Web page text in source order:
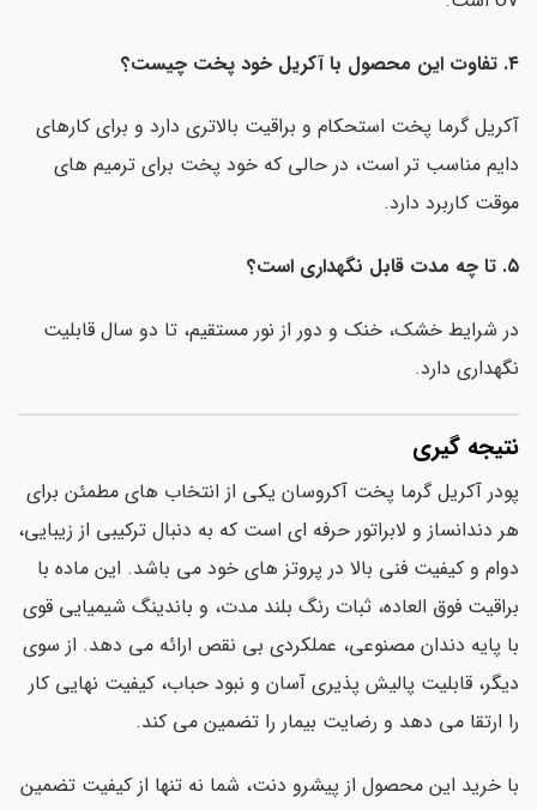
گرما پخت استحکام و براقیت بالاتری دارد و برای کارهای
مناسب تر است، در حالی که خود پخت برای ترمیم های
کاربرد دارد.
شرایط خشک، خنک و دور از نور مستقیم، تا دو سال قابلیت
دارد.
گیری
آکریل گرما پخت آکروسان یکی از انتخاب های مطمئن برای
دندانساز و لابراتور حرفه ای است که به دنبال ترکیبی از زیبایی،
و کیفیت فنی بالا در پروتز های خود می باشد. این ماده با
فوق العاده، ثبات رنگ بلند مدت، و باندینگ شیمیایی قوی
پایه دندان مصنوعی، عملکردی بی نقص ارائه می دهد. از سوی
قابلیت پالیش پذیری آسان و نبود حباب، کیفیت نهایی کار
ارتقا می دهد و رضایت بیمار را تضمین می کند.
خرید این محصول از پیشرو دنت، شما نه تنها از کیفیت تضمین